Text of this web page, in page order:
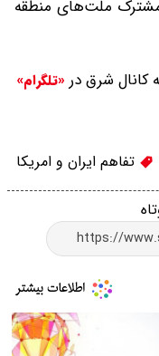
مشترک ملت‌های منطقه
کانال شرق در «تلگرام»
تفاهم ایران و امریکا